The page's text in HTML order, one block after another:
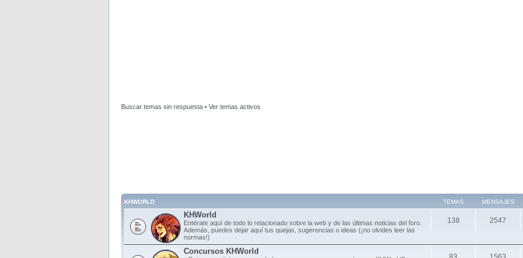
Buscar temas sin respuesta • Ver temas activos
KHWORLD TEMAS MENSAJES
KHWorld
Entérate aquí de todo lo relacionado sobre la web y de las últimas noticias del foro.
Además, puedes dejar aquí tus quejas, sugerencias o ideas (¡no olvides leer las
normas!)
138 2547
Concursos KHWorld